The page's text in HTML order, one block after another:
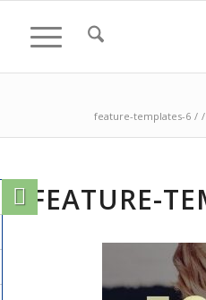
/
/
feature-templates-6
FEATURE-